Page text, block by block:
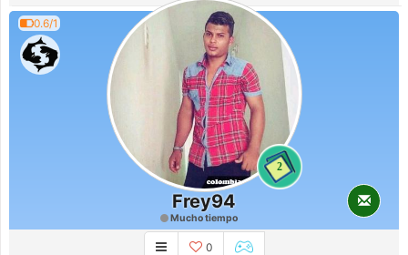
0.6/1
2
Frey94
Mucho tiempo
0